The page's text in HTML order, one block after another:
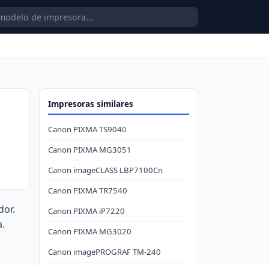
Impresoras similares
Canon PIXMA TS9040
Canon PIXMA MG3051
Canon imageCLASS LBP7100Cn
Canon PIXMA TR7540
Canon PIXMA iP7220
Canon PIXMA MG3020
Canon imagePROGRAF TM-240